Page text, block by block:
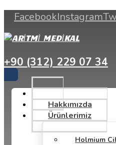
FacebookInstagram
+90 (312) 229 07 34
Hakkımızda
Ürünlerimiz
Holmium